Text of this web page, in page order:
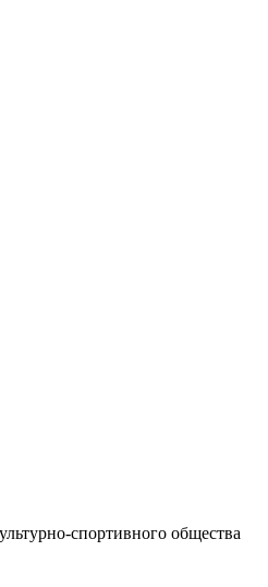
спортивного общества